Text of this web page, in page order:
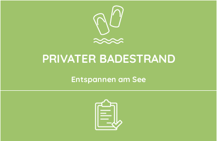
PRIVATER BADESTRAND
Entspannen am See